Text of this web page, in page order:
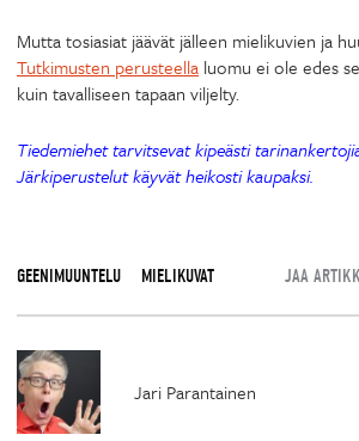
Mutta tosiasiat jäävät jälleen mielikuvien ja
Tutkimusten perusteella luomu ei ole edes
kuin tavalliseen tapaan viljelty.
Tiedemiehet tarvitsevat kipeästi
Järkiperustelut käyvät heikosti kaupaksi.
GEENIMUUNTELU MIELIKUVAT JAA
Jari Parantainen